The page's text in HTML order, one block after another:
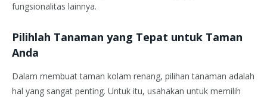
fungsionalitas lainnya.
Pilihlah Tanaman yang Tepat untuk Taman
Anda
Dalam membuat taman kolam renang, pilihan tanaman adalah
hal yang sangat penting. Untuk itu, usahakan untuk memilih